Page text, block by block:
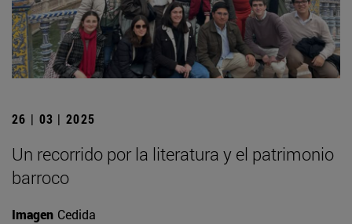
26 | 03 | 2025
Un recorrido por la literatura y el patrimonio
barroco
Imagen Cedida